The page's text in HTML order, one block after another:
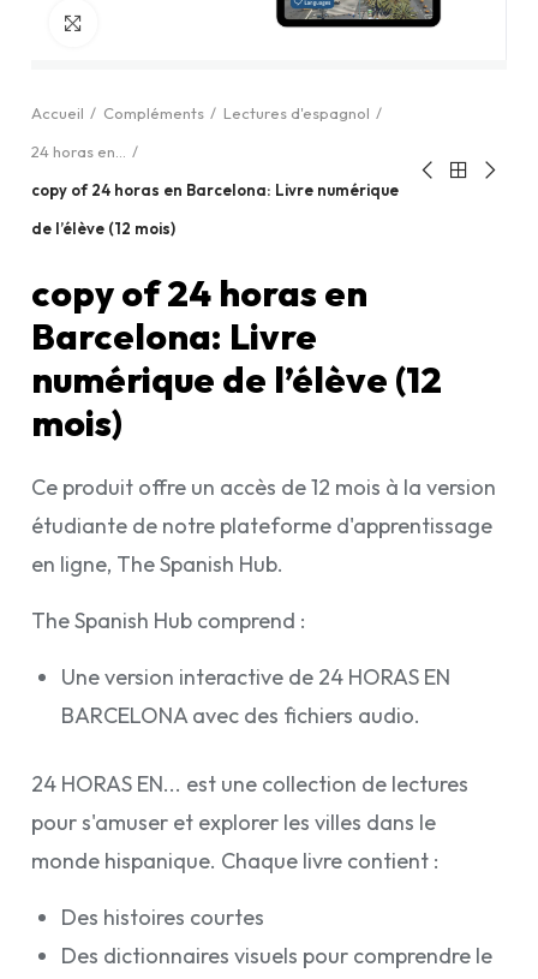
Accueil Compléments
Lectures d'espagnol
24 horas en...
copy of 24 horas en Barcelona: Livre numérique
de l’élève (12 mois)
copy of 24 horas en
Barcelona: Livre
numérique de l’élève (12
mois)
Ce produit offre un accès de 12 mois à la version
étudiante de notre plateforme d'apprentissage
en ligne, The Spanish Hub.
The Spanish Hub comprend :
Une version interactive de 24 HORAS EN
BARCELONA avec des fichiers audio.
24 HORAS EN... est une collection de lectures
pour s'amuser et explorer les villes dans le
monde hispanique. Chaque livre contient :
Des histoires courtes
Des dictionnaires visuels pour comprendre le